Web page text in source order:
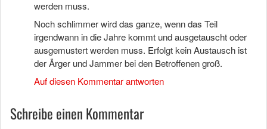
werden muss.
Noch schlimmer wird das ganze, wenn das Teil
irgendwann in die Jahre kommt und ausgetauscht oder
ausgemustert werden muss. Erfolgt kein Austausch ist
der Ärger und Jammer bei den Betroffenen groß.
Auf diesen Kommentar antworten
Schreibe einen Kommentar